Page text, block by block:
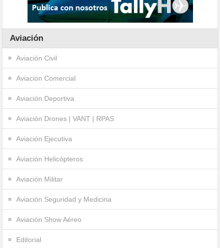
Aviación
Aviación Civil
Aviación Comercial
Aviación Deportiva
Aviación Drones | VANT | RPAS
Aviación Ejecutiva
Aviación Helicópteros
Aviación Militar
Aviación Seguridad y Medicina
Aviación Show Aéreo
Editorial